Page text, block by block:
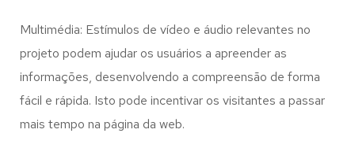
Multimédia: Estímulos de vídeo e áudio relevantes no
projeto podem ajudar os usuários a apreender as
informações, desenvolvendo a compreensão de forma
fácil e rápida. Isto pode incentivar os visitantes a passar
mais tempo na página da web.